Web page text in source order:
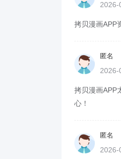
2026-
拷贝漫画APP
匿名
2026-
拷贝漫画APP
心！
匿名
2026-